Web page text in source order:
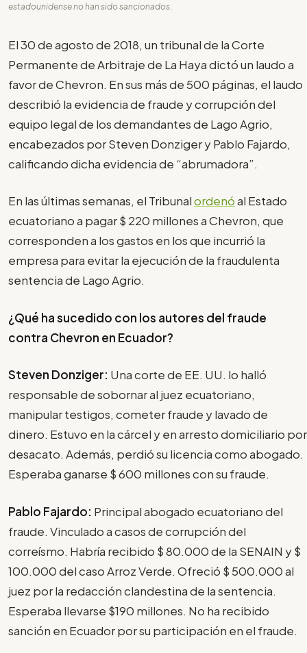
estadounidense no han sido sancionados.
El 30 de agosto de 2018, un tribunal de la Corte
Permanente de Arbitraje de La Haya dictó un laudo a
favor de Chevron. En sus más de 500 páginas, el laudo
describió la evidencia de fraude y corrupción del
equipo legal de los demandantes de Lago Agrio,
encabezados por Steven Donziger y Pablo Fajardo,
calificando dicha evidencia de “abrumadora”.
En las últimas semanas, el Tribunalordenóal Estado
ecuatoriano a pagar $ 220 millones a Chevron, que
corresponden a los gastos en los que incurrió la
empresa para evitar la ejecución de la fraudulenta
sentencia de Lago Agrio.
¿Qué ha sucedido con los autores del fraude
contra Chevron en Ecuador?
Steven Donziger: Una corte de EE. UU. lo halló
responsable de sobornar al juez ecuatoriano,
manipular testigos, cometer fraude y lavado de
dinero. Estuvo en la cárcel y en arresto domiciliario por
desacato. Además, perdió su licencia como abogado.
Esperaba ganarse $ 600 millones con su fraude.
Pablo Fajardo: Principal abogado ecuatoriano del
fraude. Vinculado a casos de corrupción del
correísmo. Habría recibido $ 80.000 de la SENAIN y $
100.000 del caso Arroz Verde. Ofreció $ 500.000 al
juez por la redacción clandestina de la sentencia.
Esperaba llevarse $190 millones. No ha recibido
sanción en Ecuador por su participación en el fraude.